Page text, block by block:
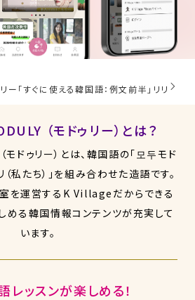
ー「すぐに使える韓国語：例文前半」リリ
（モドゥリー）とは？
ドゥリー）とは、韓国語の「모두モド
（私たち）」を組み合わせた造語です。
を運営するK Villageだからできる
める韓国情報コンテンツが充実して
います。
レッスンが楽しめる！